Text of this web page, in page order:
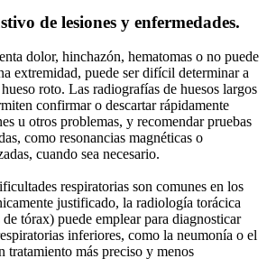
de lesiones y enfermedades.
dolor, hinchazón, hematomas o no puede
extremidad, puede ser difícil determinar a
roto. Las radiografías de huesos largos
confirmar o descartar rápidamente
u otros problemas, y recomendar pruebas
como resonancias magnéticas o
cuando sea necesario.
respiratorias son comunes en los
justificado, la radiología torácica
tórax) puede emplear para diagnosticar
inferiores, como la neumonía o el
tratamiento más preciso y menos